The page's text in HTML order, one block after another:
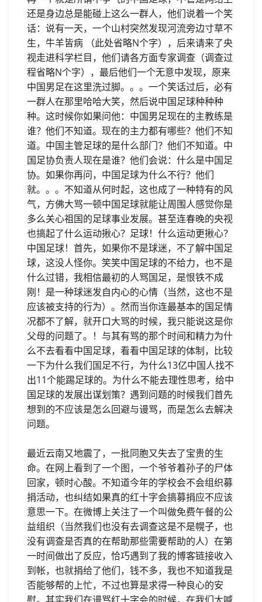
还是身边总是能碰上这么一群人，他们说着一个笑
话：说有一天，一个山村突然发现河流旁边寸草不
生，牛羊皆病 （此处省略N个字），后来请来了央
视走进科学栏目，他们请各方面专家调查（调查过
程省略N个字），最后他们一个无意中发现，原来
中国男足在这里洗过脚。。。一个笑话过后，必有
一群人在那里哈哈大笑，然后说中国足球种种种
种。这时候你如果问他：中国男足现在的主教练是
谁？他们不知道。现在的主力都有哪些？他们不知
道。中国主管足球的是什么部门？他们不知道。中
国足协负责人现在是谁？他们会说：什么是中国足
协。如果你再问，中国足球为什么不行？他们
就。。。不知道从何时起，这也成了一种特有的风
气，方佛大骂一顿中国足球就能让周围人感觉你是
多么关心祖国的足球事业发展。甚至连春晚的央视
也搞起了什么运动揪心？足球！什么运动更揪心？
中国足球！首先，如果你不是球迷，不了解中国足
球，这没人怪你。笑笑中国足球的不给力，也不是
什么过错，我相信最初的人骂国足，是恨铁不成
刚！是一种球迷发自内心的心情（当然，这也不是
应该被支持的行为）。然而当你连最基本的国足情
况都不了解，就开口大骂的时候，我只能说这是你
父母的问题了。！与其有骂的那个时间和精力为什
么不去看看中国足球，看看中国足球的体制，比较
一下为什么我们国足不行，为什么13亿中国人找不
出11个能踢足球的。为什么不能去理性思考，给中
国足球的发展出谋划策？遇到问题的时候我们首先
想到的不应该是怎么回避与谩骂，而是怎么去解决
问题。
最近云南又地震了，一批同胞又失去了宝贵的生
命。在网上看到了一个图，一个爷爷着孙子的尸体
回家，顿时心酸。不知道今年的学校会不会组织募
捐活动，也纠结如果真的红十字会搞募捐应不应该
意思一下。在微博上关注了一个叫做免费午餐的公
益组织（当然我们也没有去调查这是不是幌子，也
没有调查是否真的在帮助那些需要帮助的人）在第
一时间做出了反应，恰巧遇到了我的博客链接收入
到帐，也就捐给了他们，钱不多，我也不知道我是
否能够帮的上忙，不过也算是求得一种良心的安